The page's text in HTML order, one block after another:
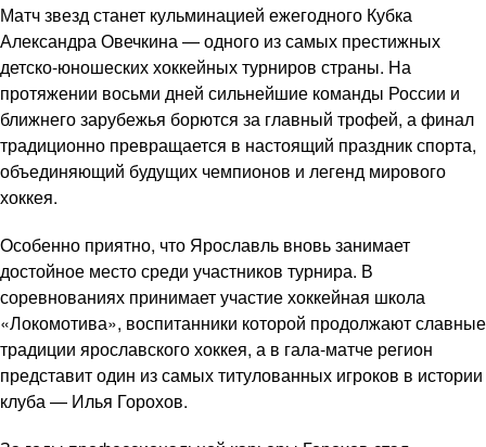
Матч звезд станет кульминацией ежегодного Кубка
Александра Овечкина — одного из самых престижных
детско-юношеских хоккейных турниров страны. На
протяжении восьми дней сильнейшие команды России и
ближнего зарубежья борются за главный трофей, а финал
традиционно превращается в настоящий праздник спорта,
объединяющий будущих чемпионов и легенд мирового
хоккея.
Особенно приятно, что Ярославль вновь занимает
достойное место среди участников турнира. В
соревнованиях принимает участие хоккейная школа
«Локомотива», воспитанники которой продолжают славные
традиции ярославского хоккея, а в гала-матче регион
представит один из самых титулованных игроков в истории
клуба — Илья Горохов.